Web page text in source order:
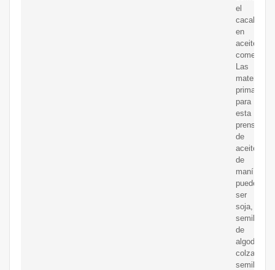
el
cacahuete
en
aceite
Las
materias
primas
para
esta
prensa
de
aceite
de
maní
pueden
ser
soja,
semillas
de
algodón,
colza,
semillas